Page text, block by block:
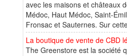
avec les maisons et châteaux
Médoc, Haut Médoc, Saint-
Fronsac et Sauternes. Sur
La boutique de vente de CBD
The Greenstore est la société